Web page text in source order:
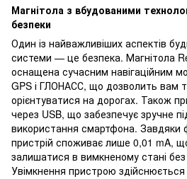
Магнітола з вбудованими
безпеки
Один із найважливіших аспектів
системи — це безпека. Магнітола
оснащена сучасним навігаційним
GPS і ГЛОНАСС, що дозволить вам
орієнтуватися на дорогах. Також
через USB, що забезпечує зручне
використання смартфона. Завдяки
пристрій споживає лише 0,01 mA,
залишатися в вимкненому стані
Увімкнення пристрою